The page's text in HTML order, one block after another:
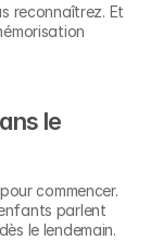
reconnaîtrez. Et
le
commencer.
parlent
le lendemain.